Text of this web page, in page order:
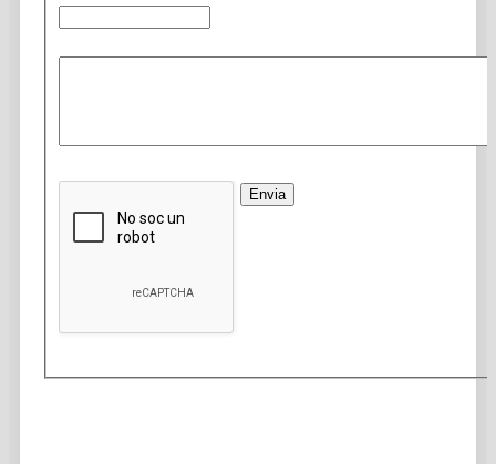
Envia